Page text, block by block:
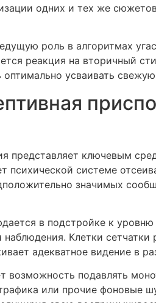
одних и тех же
роль в алгоритмах
реакция на вторичный
усваивать
представляет ключевым
психической системе
значимых
в подстройке к
Клетки
адекватное видение в
возможность подавлять
или прочие фоновые